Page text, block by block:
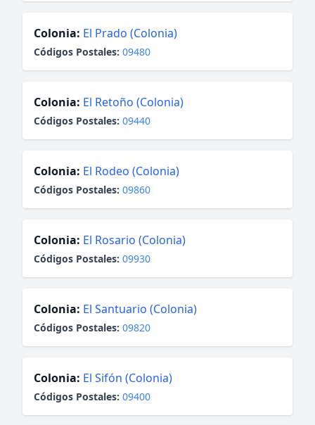
Colonia: El Prado (Colonia)
Códigos Postales: 09480
Colonia: El Retoño (Colonia)
Códigos Postales: 09440
Colonia: El Rodeo (Colonia)
Códigos Postales: 09860
Colonia: El Rosario (Colonia)
Códigos Postales: 09930
Colonia: El Santuario (Colonia)
Códigos Postales: 09820
Colonia: El Sifón (Colonia)
Códigos Postales: 09400